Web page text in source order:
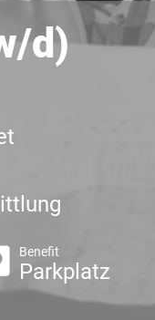
d)
Benefit
Parkplatz